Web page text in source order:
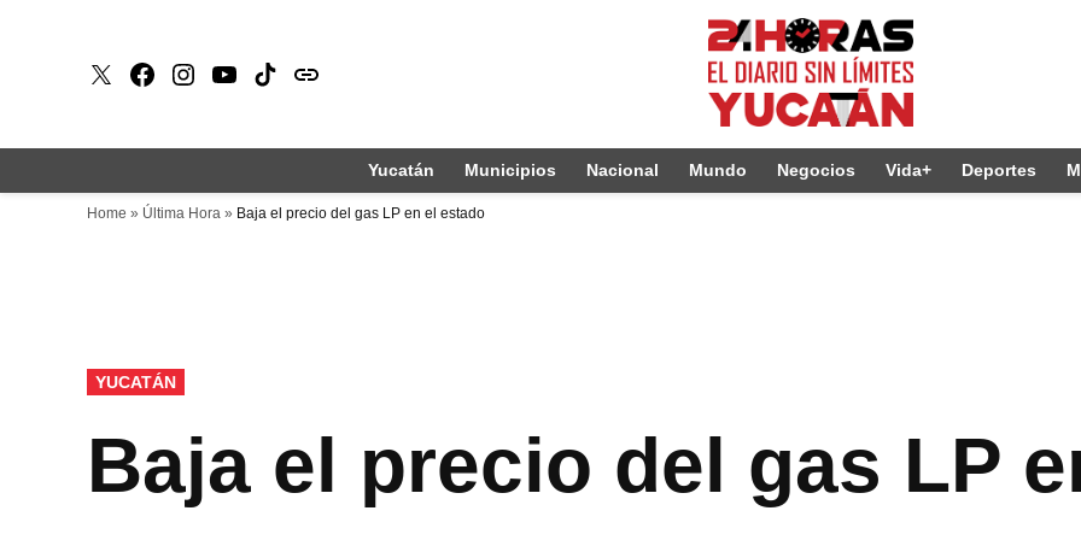
X Faceboook
Instagram
Youtube
Tiktokissuu
Yucatán Municipios Nacional Mundo Negocios Vida+ Deportes
Home » Última Hora » Baja el precio del gas LP en el estado
PUBLICADO
EN
YUCATÁN
Baja el precio del gas LP